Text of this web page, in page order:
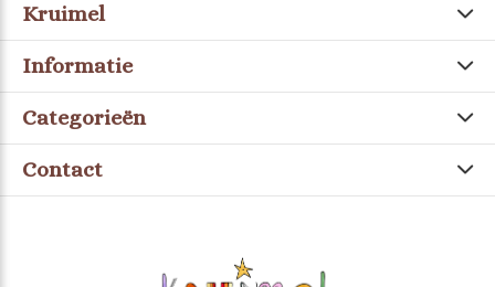
Kruimel
Informatie
Categorieën
Contact